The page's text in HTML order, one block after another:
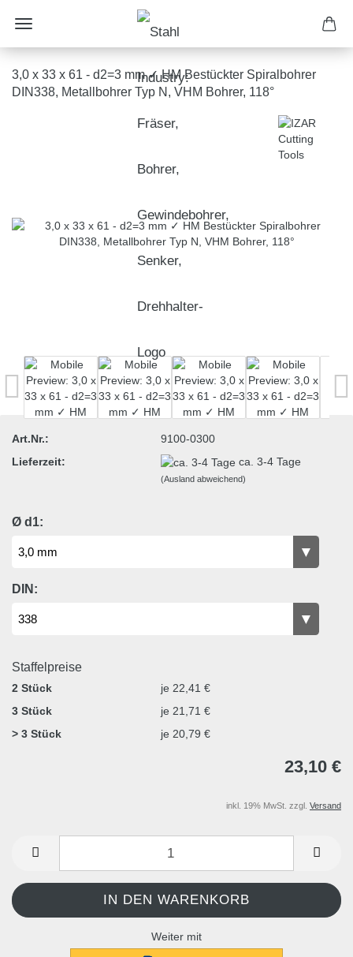
3,0 x 33 x 61 - d2=3 mm ✓ HM Bestückter Spiralbohrer
DIN338, Metallbohrer Typ N, VHM Bohrer, 118°
Art.Nr.:
9100-0300
Lieferzeit:
ca. 3-4 Tage
(Ausland abweichend)
Ø d1:
DIN:
Staffelpreise
2 Stück
je 22,41 €
3 Stück
je 21,71 €
> 3 Stück
je 20,79 €
23,10 €
inkl. 19% MwSt. zzgl. Versand
Weiter mit